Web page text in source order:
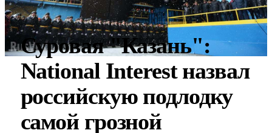
Суровая "Казань":
National Interest назвал
российскую подлодку
самой грозной